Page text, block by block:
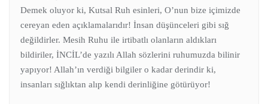
Demek oluyor ki, Kutsal Ruh esinleri, O’nun bize içimizde
cereyan eden açıklamalarıdır! İnsan düşünceleri gibi sığ
değildirler. Mesih Ruhu ile irtibatlı olanların aldıkları
bildiriler, İNCİL’de yazılı Allah sözlerini ruhumuzda bilinir
yapıyor! Allah’ın verdiği bilgiler o kadar derindir ki,
insanları sığlıktan alıp kendi derinliğine götürüyor!